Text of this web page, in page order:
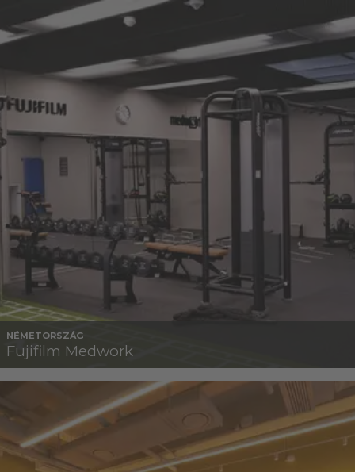
NÉMETORSZÁG
Fujifilm Medwork